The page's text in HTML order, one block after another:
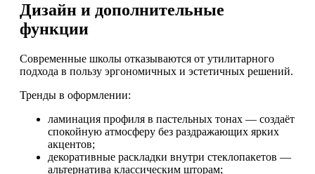
Дизайн и дополнительные
функции
Современные школы отказываются от утилитарного
подхода в пользу эргономичных и эстетичных решений.
Тренды в оформлении:
ламинация профиля в пастельных тонах — создаёт
спокойную атмосферу без раздражающих ярких
акцентов;
декоративные раскладки внутри стеклопакетов —
альтернатива классическим шторам;